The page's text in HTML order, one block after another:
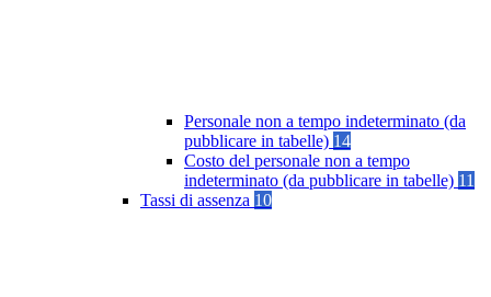
Personale non a tempo indeterminato (da
pubblicare in tabelle) 14
Costo del personale non a tempo
indeterminato (da pubblicare in tabelle) 11
Tassi di assenza 10